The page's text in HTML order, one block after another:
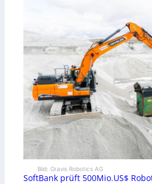
Bild: Gravis Robotics AG
SoftBank prüft 500Mio.US$